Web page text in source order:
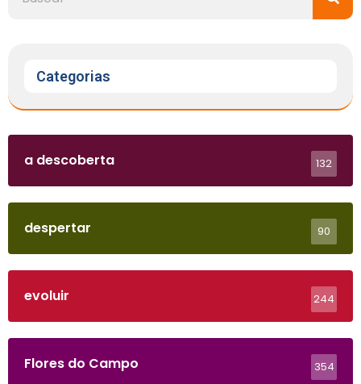
Categorias
a descoberta 132
despertar 90
evoluir 244
Flores do Campo 354